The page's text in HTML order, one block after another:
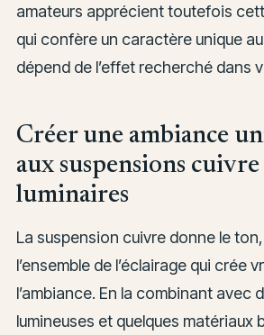
amateurs apprécient toutefois
qui confère un caractère unique
dépend de l’effet recherché dans
Créer une ambiance
aux suspensions
luminaires
La suspension cuivre donne le ton,
l’ensemble de l’éclairage qui crée
l’ambiance. En la combinant avec
lumineuses et quelques matériaux